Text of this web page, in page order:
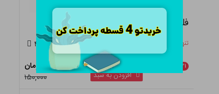
فلش کارت مشاغل
تنها ۱۷ عدد در انبار باقی مانده ۴.۵
۲۱
۱۱۸,۵۰۰ تومان
۱۵۰,۰۰۰
افزودن به سبد